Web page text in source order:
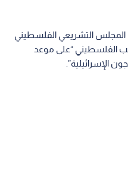
المجلس التشريعي الفلسطيني
الفلسطيني “على موعد
الإسرائيلية”.